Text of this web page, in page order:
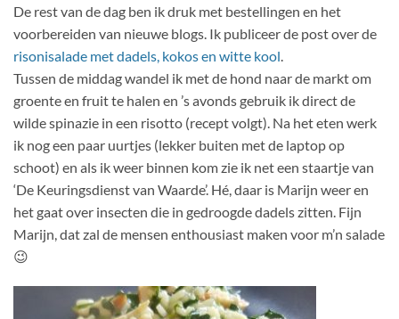
De rest van de dag ben ik druk met bestellingen en het
voorbereiden van nieuwe blogs. Ik publiceer de post over de
risonisalade met dadels, kokos en witte kool.
Tussen de middag wandel ik met de hond naar de markt om
groente en fruit te halen en ’s avonds gebruik ik direct de
wilde spinazie in een risotto (recept volgt). Na het eten werk
ik nog een paar uurtjes (lekker buiten met de laptop op
schoot) en als ik weer binnen kom zie ik net een staartje van
‘De Keuringsdienst van Waarde’. Hé, daar is Marijn weer en
het gaat over insecten die in gedroogde dadels zitten. Fijn
Marijn, dat zal de mensen enthousiast maken voor m’n salade
😉